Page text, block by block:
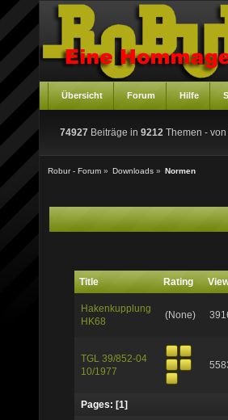
Übersicht Forum Hilfe
74927 Beiträge in 9212 Themen - von
Robur - Forum » Downloads » Normen
Title Rating
Hakenkupplung
HK68
(None)
TGL 39/852-04
10/1977
Pages: [1]